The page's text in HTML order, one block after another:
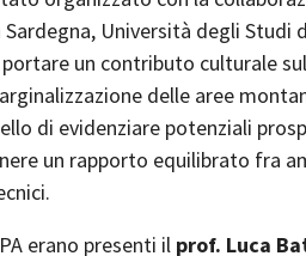
Università degli Studi
un contributo culturale
delle aree
di evidenziare potenziali
un rapporto equilibrato fra
erano presenti il prof. Luca